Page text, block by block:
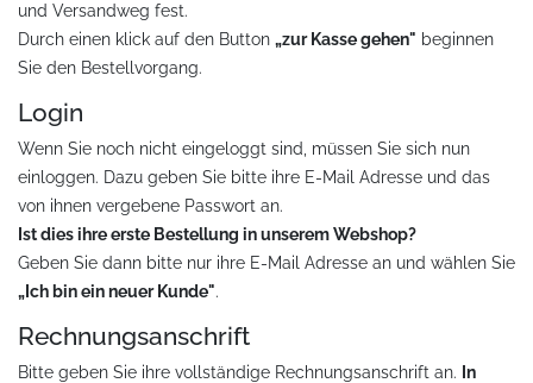
und Versandweg fest.
Durch einen klick auf den Button „zur Kasse gehen" beginnen
Sie den Bestellvorgang.
Login
Wenn Sie noch nicht eingeloggt sind, müssen Sie sich nun
einloggen. Dazu geben Sie bitte ihre E-Mail Adresse und das
von ihnen vergebene Passwort an.
Ist dies ihre erste Bestellung in unserem Webshop?
Geben Sie dann bitte nur ihre E-Mail Adresse an und wählen Sie
„Ich bin ein neuer Kunde".
Rechnungsanschrift
Bitte geben Sie ihre vollständige Rechnungsanschrift an. In